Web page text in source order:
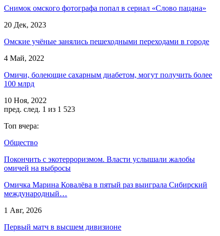
Снимок омского фотографа попал в сериал «Слово пацана»
20 Дек, 2023
Омские учёные занялись пешеходными переходами в городе
4 Май, 2022
Омичи, болеющие сахарным диабетом, могут получить более
100 млрд
10 Ноя, 2022
пред. след. 1 из 1 523
Топ вчера:
Общество
Покончить с экотерроризмом. Власти услышали жалобы
омичей на выбросы
Омичка Марина Ковалёва в пятый раз выиграла Сибирский
международный…
1 Авг, 2026
Первый матч в высшем дивизионе